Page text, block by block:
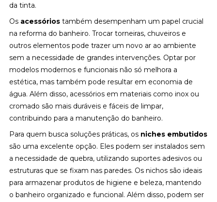
da tinta.
Os acessórios também desempenham um papel crucial
na reforma do banheiro. Trocar torneiras, chuveiros e
outros elementos pode trazer um novo ar ao ambiente
sem a necessidade de grandes intervenções. Optar por
modelos modernos e funcionais não só melhora a
estética, mas também pode resultar em economia de
água. Além disso, acessórios em materiais como inox ou
cromado são mais duráveis e fáceis de limpar,
contribuindo para a manutenção do banheiro.
Para quem busca soluções práticas, os niches embutidos
são uma excelente opção. Eles podem ser instalados sem
a necessidade de quebra, utilizando suportes adesivos ou
estruturas que se fixam nas paredes. Os nichos são ideais
para armazenar produtos de higiene e beleza, mantendo
o banheiro organizado e funcional. Além disso, podem ser